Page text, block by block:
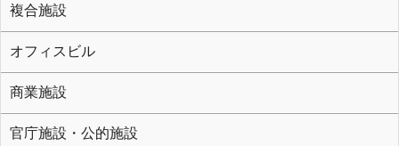
複合施設
オフィスビル
商業施設
官庁施設・公的施設